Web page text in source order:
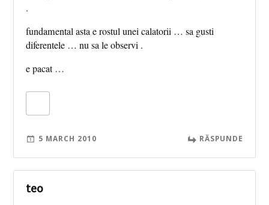
.
fundamental asta e rostul unei calatorii … sa gusti
diferentele … nu sa le observi .
e pacat …
5 MARCH 2010 RĂSPUNDE
teo